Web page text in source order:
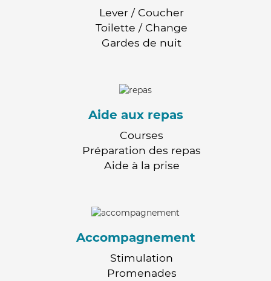
Lever / Coucher
Toilette / Change
Gardes de nuit
Aide aux repas
Courses
Préparation des repas
Aide à la prise
Accompagnement
Stimulation
Promenades